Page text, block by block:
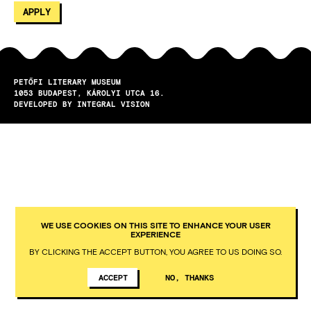
PETŐFI LITERARY MUSEUM
1053
BUDAPEST
KÁROLYI UTCA 16.
DEVELOPED BY INTEGRAL VISION
WE USE COOKIES ON THIS SITE TO ENHANCE YOUR USER
EXPERIENCE
BY CLICKING THE ACCEPT BUTTON, YOU AGREE TO US DOING SO.
ACCEPT NO, THANKS